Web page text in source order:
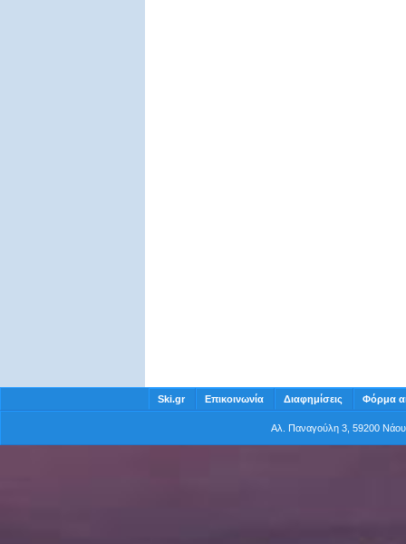
Ski.gr Επικοινωνία Διαφημίσεις Φόρμα
Αλ. Παναγούλη 3, 59200